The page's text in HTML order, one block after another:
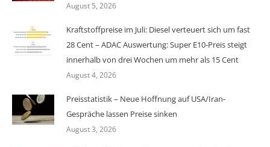
August 5, 2026
Kraftstoffpreise im Juli: Diesel verteuert sich um fast
28 Cent – ADAC Auswertung: Super E10-Preis steigt
innerhalb von drei Wochen um mehr als 15 Cent
August 4, 2026
Preisstatistik – Neue Hoffnung auf USA/Iran-
Gespräche lassen Preise sinken
August 3, 2026